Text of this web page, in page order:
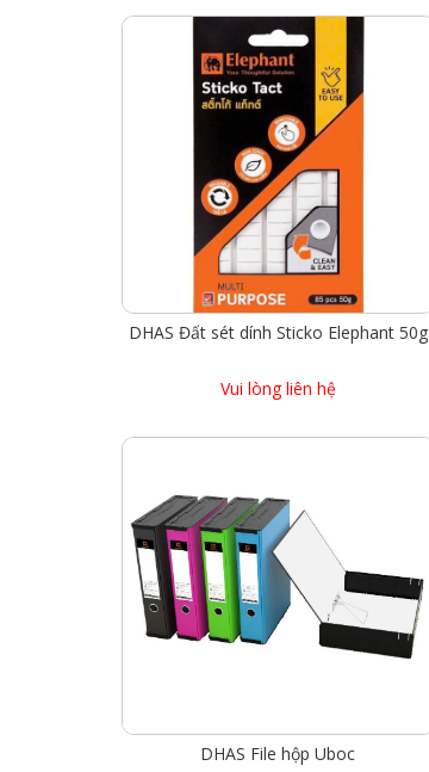
DHAS Đất sét dính Sticko Elephant 50g
Vui lòng liên hệ
DHAS File hộp Uboc